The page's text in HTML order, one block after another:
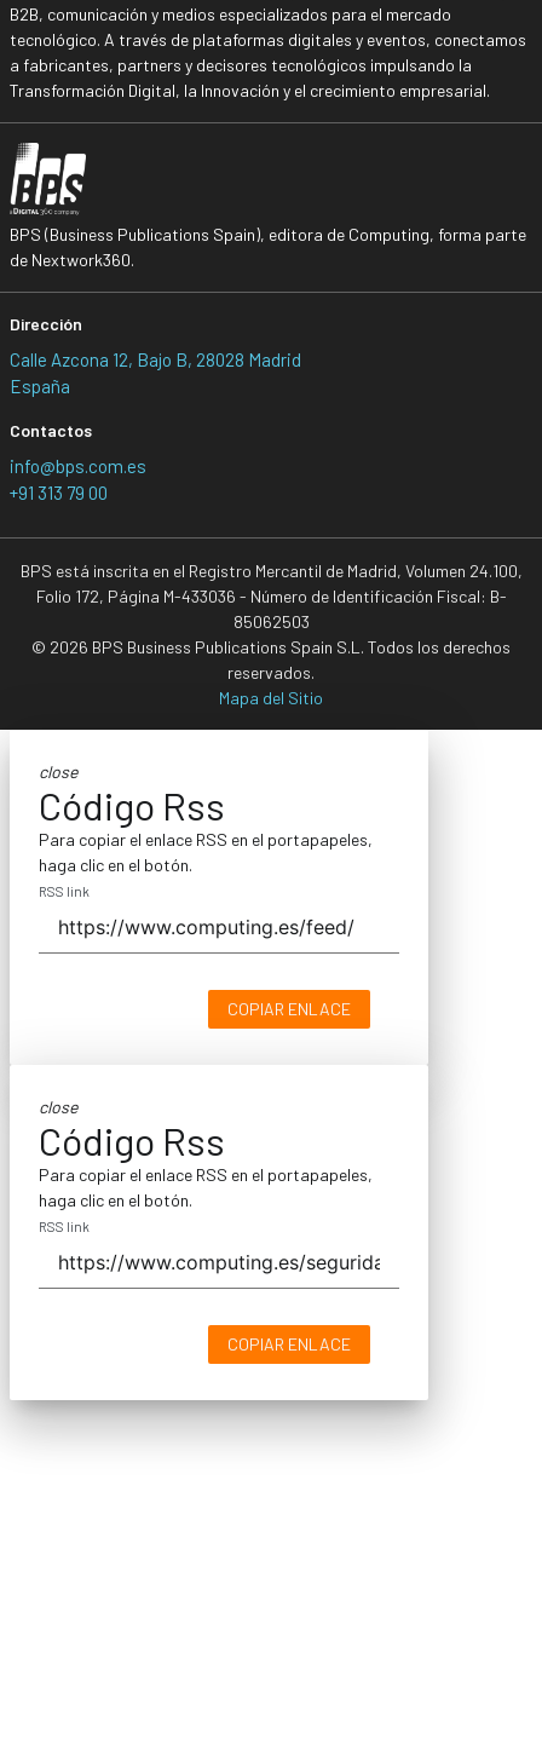
B2B, comunicación y medios especializados para el mercado
tecnológico. A través de plataformas digitales y eventos, conectamos
a fabricantes, partners y decisores tecnológicos impulsando la
Transformación Digital, la Innovación y el crecimiento empresarial.
BPS (Business Publications Spain), editora de Computing, forma parte
de Nextwork360.
Dirección
Calle Azcona 12, Bajo B, 28028 Madrid
España
Contactos
info@bps.com.es
+91 313 79 00
BPS está inscrita en el Registro Mercantil de Madrid, Volumen 24.100,
Folio 172, Página M-433036 - Número de Identificación Fiscal: B-
85062503
© 2026 BPS Business Publications Spain S.L. Todos los derechos
reservados.
Mapa del Sitio
close
Código Rss
Para copiar el enlace RSS en el portapapeles,
haga clic en el botón.
RSS link
COPIAR ENLACE
close
Código Rss
Para copiar el enlace RSS en el portapapeles,
haga clic en el botón.
RSS link
COPIAR ENLACE